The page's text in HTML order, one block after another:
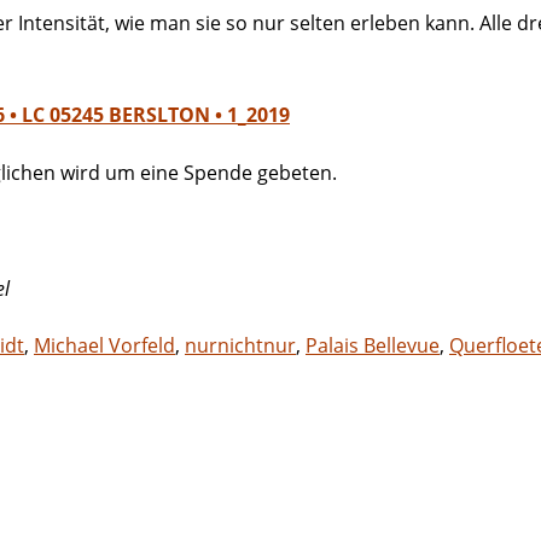
Intensität, wie man sie so nur selten erleben kann. Alle
LC 05245 BERSLTON • 1_2019
wird um eine Spende gebeten.
, Michael Vorfeld, nurnichtnur, Palais Bellevue,